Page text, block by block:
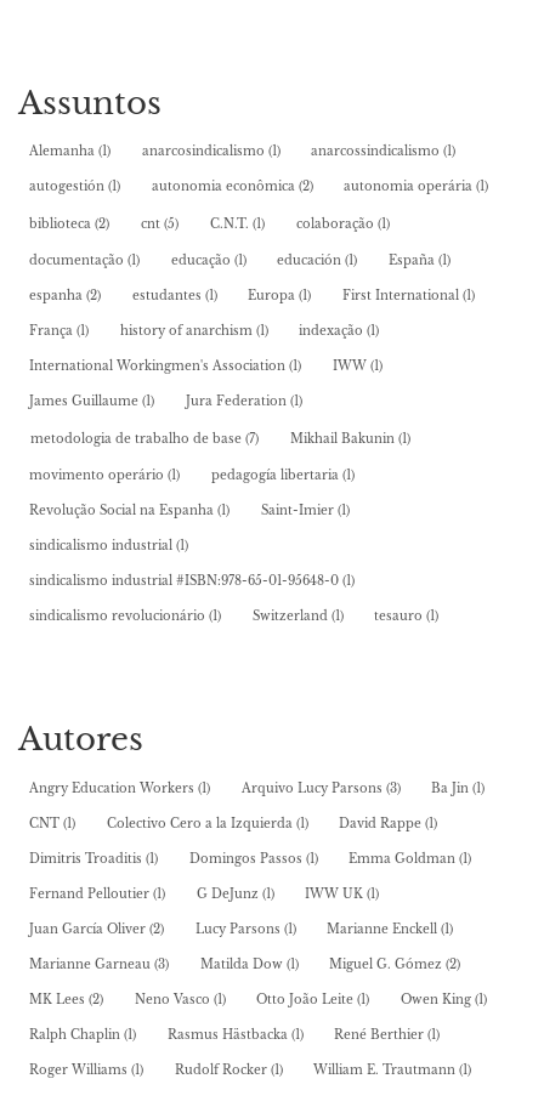
Assuntos
Alemanha (1) anarcosindicalismo (1) anarcossindicalismo (1)
autogestión (1) autonomia econômica (2) autonomia operária (1)
biblioteca (2) cnt (5) C.N.T. (1) colaboração (1)
documentação (1) educação (1) educación (1) España (1)
espanha (2) estudantes (1) Europa (1) First International (1)
França (1) history of anarchism (1) indexação (1)
International Workingmen's Association (1) IWW (1)
James Guillaume (1) Jura Federation (1)
metodologia de trabalho de base (7) Mikhail Bakunin (1)
movimento operário (1) pedagogía libertaria (1)
Revolução Social na Espanha (1) Saint-Imier (1)
sindicalismo industrial (1)
sindicalismo industrial #ISBN:978-65-01-95648-0 (1)
sindicalismo revolucionário (1) Switzerland (1) tesauro (1)
Autores
Angry Education Workers (1) Arquivo Lucy Parsons (3) Ba Jin (1)
CNT (1) Colectivo Cero a la Izquierda (1) David Rappe (1)
Dimitris Troaditis (1) Domingos Passos (1) Emma Goldman (1)
Fernand Pelloutier (1) G DeJunz (1) IWW UK (1)
Juan García Oliver (2) Lucy Parsons (1) Marianne Enckell (1)
Marianne Garneau (3) Matilda Dow (1) Miguel G. Gómez (2)
MK Lees (2) Neno Vasco (1) Otto João Leite (1) Owen King (1)
Ralph Chaplin (1) Rasmus Hästbacka (1) René Berthier (1)
Roger Williams (1) Rudolf Rocker (1) William E. Trautmann (1)